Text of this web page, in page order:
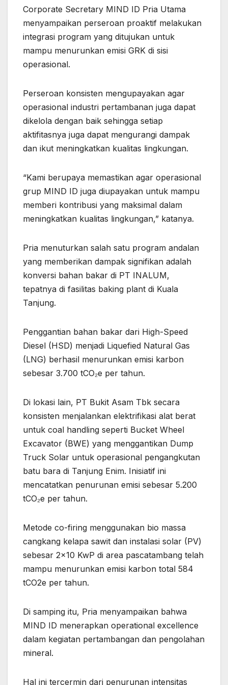
Corporate Secretary MIND ID Pria Utama
menyampaikan perseroan proaktif melakukan
integrasi program yang ditujukan untuk
mampu menurunkan emisi GRK di sisi
operasional.
Perseroan konsisten mengupayakan agar
operasional industri pertambanan juga dapat
dikelola dengan baik sehingga setiap
aktifitasnya juga dapat mengurangi dampak
dan ikut meningkatkan kualitas lingkungan.
“Kami berupaya memastikan agar operasional
grup MIND ID juga diupayakan untuk mampu
memberi kontribusi yang maksimal dalam
meningkatkan kualitas lingkungan,” katanya.
Pria menuturkan salah satu program andalan
yang memberikan dampak signifikan adalah
konversi bahan bakar di PT INALUM,
tepatnya di fasilitas baking plant di Kuala
Tanjung.
Penggantian bahan bakar dari High-Speed
Diesel (HSD) menjadi Liquefied Natural Gas
(LNG) berhasil menurunkan emisi karbon
sebesar 3.700 tCO₂e per tahun.
Di lokasi lain, PT Bukit Asam Tbk secara
konsisten menjalankan elektrifikasi alat berat
untuk coal handling seperti Bucket Wheel
Excavator (BWE) yang menggantikan Dump
Truck Solar untuk operasional pengangkutan
batu bara di Tanjung Enim. Inisiatif ini
mencatatkan penurunan emisi sebesar 5.200
tCO₂e per tahun.
Metode co-firing menggunakan bio massa
cangkang kelapa sawit dan instalasi solar (PV)
sebesar 2×10 KwP di area pascatambang telah
mampu menurunkan emisi karbon total 584
tCO2e per tahun.
Di samping itu, Pria menyampaikan bahwa
MIND ID menerapkan operational excellence
dalam kegiatan pertambangan dan pengolahan
mineral.
Hal ini tercermin dari penurunan intensitas